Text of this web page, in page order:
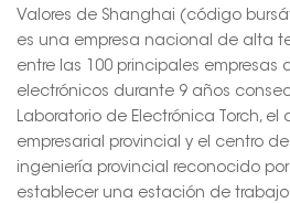
Valores de Shanghai (código
es una empresa nacional de alta
entre las 100 principales
electrónicos durante 9 años
Laboratorio de Electrónica Torch,
empresarial provincial y el centro
ingeniería provincial reconocido por
establecer una estación de